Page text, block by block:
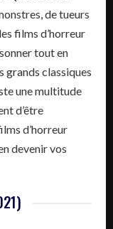
de tueurs
films d’horreur
tout en
grands classiques
une multitude
d’être
d’horreur
devenir vos